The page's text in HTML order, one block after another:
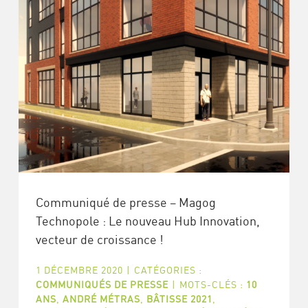
Communiqué de presse – Magog
Technopole : Le nouveau Hub Innovation,
vecteur de croissance !
1 DÉCEMBRE 2020 | CATÉGORIES :
COMMUNIQUÉS DE PRESSE | MOTS-CLÉS : 10
ANS ANDRÉ MÉTRAS BÂTISSE 2021